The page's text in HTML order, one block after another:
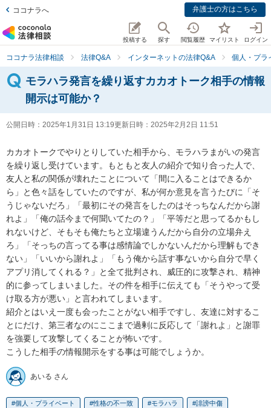
ココナラへ 弁護士の方はこちら
投稿する 探す 閲覧履歴 マイリスト ログイン
ココナラ法律相談 法律Q&A インターネットの法律Q&A 個人・プラ
モラハラ発言を繰り返すカカオトーク相手の情報
開示は可能か？
公開日時： 2025年1月31日 13:19更新日時： 2025年2月2日 11:51
カカオトークでやりとりしていた相手から、モラハラまがいの発言
を繰り返し受けています。もともと友人の紹介で知り合った人で、
友人と私の関係が壊れたことについて「間に入ることはできるか
ら」と色々話をしていたのですが、私が何か意見を言うたびに「そ
うじゃないだろ」「最初にその発言をしたのはそっちなんだから謝
れよ」「俺の話今まで何聞いてたの？」「平等だと思ってるかもし
れないけど、そもそも俺たちと立場違うんだから自分の立場弁え
ろ」「そっちの言ってる事は感情論でしかないんだから理解もでき
ない」「いいから謝れよ」「もう俺から話す事ないから自分で早く
アプリ消してくれる？」と全て批判され、威圧的に攻撃され、精神
的に参ってしまいました。その件を相手に伝えても「そうやって受
け取る方が悪い」と言われてしまいます。
紹介とはいえ一度も会ったことがない相手ですし、友達に対するこ
とにだけ、第三者なのにここまで過剰に反応して「謝れよ」と謝罪
を強要して攻撃してくることが怖いです。
こうした相手の情報開示をする事は可能でしょうか。
あいる さん
個人・プライベート 性格の不一致 モラハラ 誹謗中傷